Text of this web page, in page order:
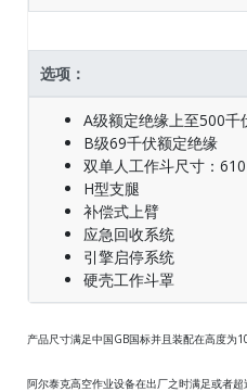
选项：
A级额定绝缘上至500千
B级69千伏额定绝缘
双单人工作斗尺寸：
H型支腿
补偿式上臂
应急回收系统
引擎启停系统
硬壳工作斗罩
产品尺寸满足中国GB国标并且装配在高度为
阿尔泰克高空作业设备在出厂之时满足或者